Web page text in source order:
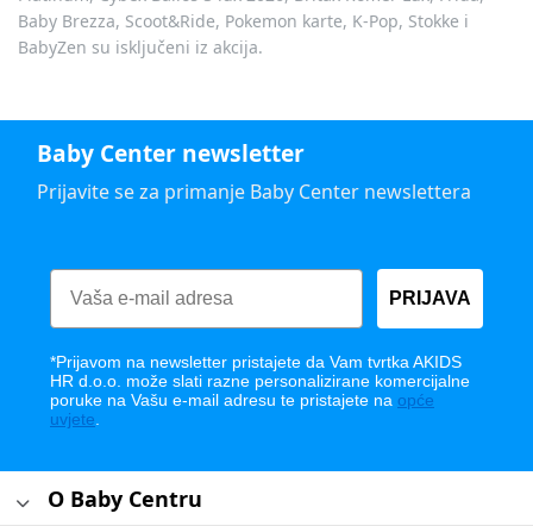
Baby Brezza, Scoot&Ride, Pokemon karte, K-Pop, Stokke i
BabyZen su isključeni iz akcija.
Baby Center newsletter
Prijavite se za primanje Baby Center newslettera
PRIJAVA
*Prijavom na newsletter pristajete da Vam tvrtka AKIDS
HR d.o.o. može slati razne personalizirane komercijalne
poruke na Vašu e-mail adresu te pristajete na opće
uvjete
O Baby Centru